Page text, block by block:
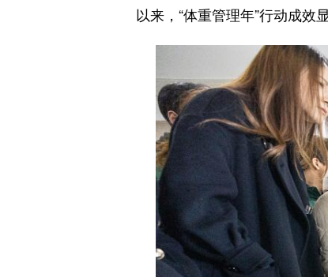
以来，“体重管理年”行动成效